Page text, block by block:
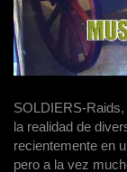
SOLDIERS-
la realidad de
recientemente en
pero a la vez